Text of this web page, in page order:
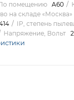
помещению
A60
на складе «Москва»
IP, степень
Напряжение, Вольт